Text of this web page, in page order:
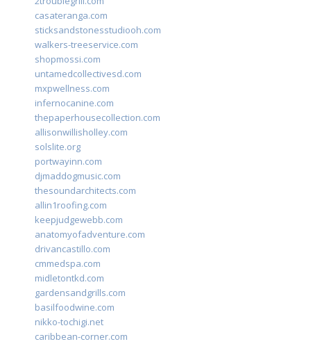
casateranga.com
sticksandstonesstudiooh.com
walkers-treeservice.com
shopmossi.com
untamedcollectivesd.com
mxpwellness.com
infernocanine.com
thepaperhousecollection.com
allisonwillisholley.com
solslite.org
portwayinn.com
djmaddogmusic.com
thesoundarchitects.com
allin1roofing.com
keepjudgewebb.com
anatomyofadventure.com
drivancastillo.com
cmmedspa.com
midletontkd.com
gardensandgrills.com
basilfoodwine.com
nikko-tochigi.net
caribbean-corner.com